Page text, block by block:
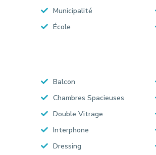
Municipalité
École
Balcon
Chambres Spacieuses
Double Vitrage
Interphone
Dressing